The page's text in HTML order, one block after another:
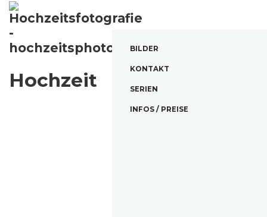
BILDER
KONTAKT
SERIEN
INFOS / PREISE
Hochzeit